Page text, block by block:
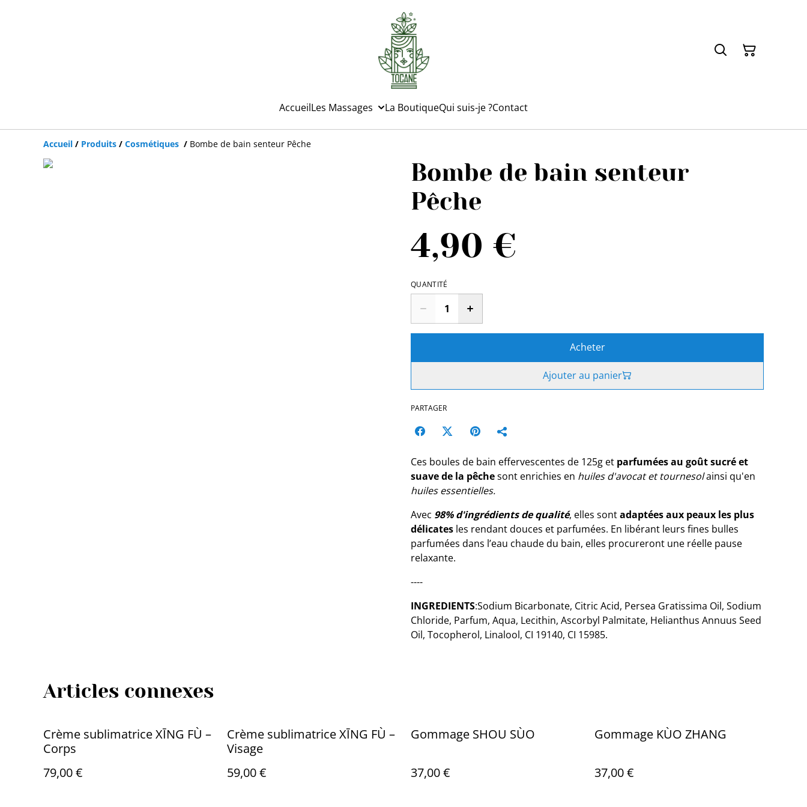
AccueilLes Massages La BoutiqueQui suis-je ?Contact
Accueil / Produits / Cosmétiques / Bombe de bain senteur Pêche
Bombe de bain senteur
Pêche
4,90 €
QUANTITÉ
Acheter
Ajouter au panier
PARTAGER
Ces boules de bain effervescentes de 125g et parfumées au goût sucré et
suave de la pêchesont enrichies en huiles d'avocat et tournesolainsi qu'en
huiles essentielles.
Avec 98% d'ingrédients de qualité, elles sontadaptées aux peaux les plus
délicates les rendant douces et parfumées. En libérant leurs fines bulles
parfumées dans l’eau chaude du bain, elles procureront une réelle pause
relaxante.
----
INGREDIENTS:Sodium Bicarbonate, Citric Acid, Persea Gratissima Oil, Sodium
Chloride, Parfum, Aqua, Lecithin, Ascorbyl Palmitate, Helianthus Annuus Seed
Oil, Tocopherol, Linalool, CI 19140, CI 15985.
Articles connexes
Crème sublimatrice XĪNG FÙ –
Corps
79,00 €
Crème sublimatrice XĪNG FÙ –
Visage
59,00 €
Gommage SHOU SÙO
37,00 €
Gommage KÙO ZHANG
37,00 €